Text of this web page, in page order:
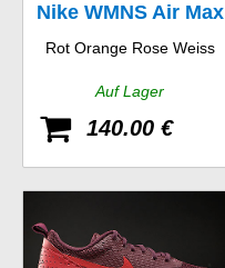
Nike WMNS Air Max
90 Essential
Rot Orange Rose Weiss
Auf Lager
140.00 €